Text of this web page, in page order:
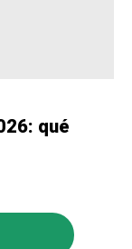
qué